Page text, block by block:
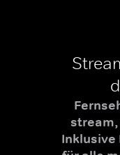
Inklusive